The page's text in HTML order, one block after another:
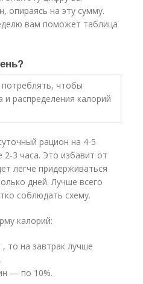
опираясь на эту сумму.
вам поможет таблица
рацион на 4-5
3 часа. Это избавит от
легче придерживаться
дней. Лучше всего
соблюдать схему.
калорий:
, то на завтрак лучше
— по 10%.